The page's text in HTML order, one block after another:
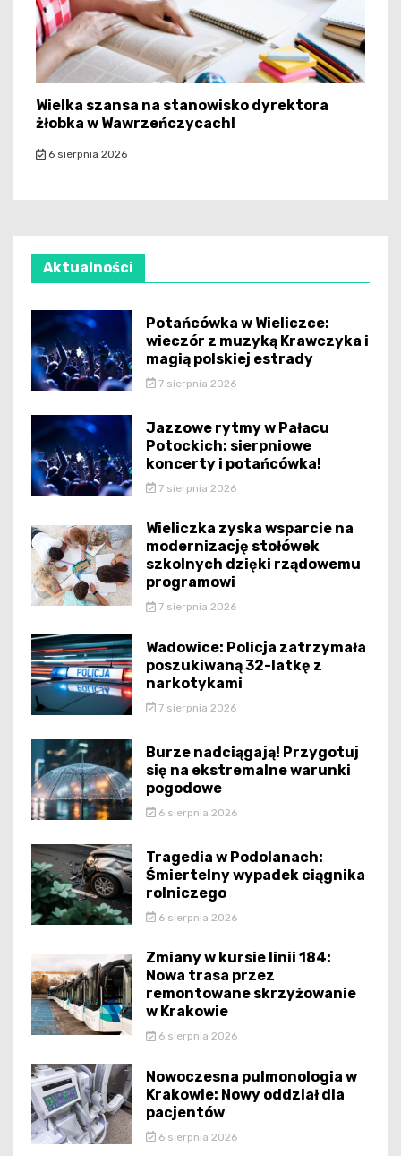
Wielka szansa na stanowisko dyrektora
żłobka w Wawrzeńczycach!
6 sierpnia 2026
Aktualności
Potańcówka w Wieliczce:
wieczór z muzyką Krawczyka i
magią polskiej estrady
7 sierpnia 2026
Jazzowe rytmy w Pałacu
Potockich: sierpniowe
koncerty i potańcówka!
7 sierpnia 2026
Wieliczka zyska wsparcie na
modernizację stołówek
szkolnych dzięki rządowemu
programowi
7 sierpnia 2026
Wadowice: Policja zatrzymała
poszukiwaną 32-latkę z
narkotykami
7 sierpnia 2026
Burze nadciągają! Przygotuj
się na ekstremalne warunki
pogodowe
6 sierpnia 2026
Tragedia w Podolanach:
Śmiertelny wypadek ciągnika
rolniczego
6 sierpnia 2026
Zmiany w kursie linii 184:
Nowa trasa przez
remontowane skrzyżowanie
w Krakowie
6 sierpnia 2026
Nowoczesna pulmonologia w
Krakowie: Nowy oddział dla
pacjentów
6 sierpnia 2026